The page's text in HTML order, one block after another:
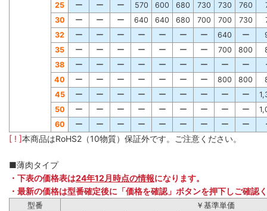
25
ー ー ー 570 600 680 730 730 760
30
ー ー ー 640 640 680 700 700 730
32
ー ー ー ー ー ー ー 640 ー
35
ー ー ー ー ー ー ー 700 800
38
ー ー ー ー ー ー ー ー ー
40
ー ー ー ー ー ー ー 800 800
45
ー ー ー ー ー ー ー ー ー
50
ー ー ー ー ー ー ー ー ー
60
ー ー ー ー ー ー ー ー ー
[ ! ]本商品はRoHS2（10物質）保証外です。ご注意ください。
■薄肉タイプ
・下表の価格表は24年12月時点の情報になります。
・最新の価格は型番確定後に「価格を確認」ボタンを押下しご確認
型番
￥基準単価